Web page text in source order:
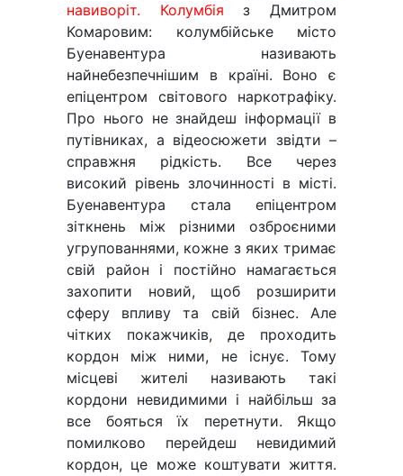
навиворіт. Колумбія з Дмитром
Комаровим: колумбійське місто
Буенавентура називають
найнебезпечнішим в країні. Воно є
епіцентром світового наркотрафіку.
Про нього не знайдеш інформації в
путівниках, а відеосюжети звідти –
справжня рідкість. Все через
високий рівень злочинності в місті.
Буенавентура стала епіцентром
зіткнень між різними озброєними
угрупованнями, кожне з яких тримає
свій район і постійно намагається
захопити новий, щоб розширити
сферу впливу та свій бізнес. Але
чітких покажчиків, де проходить
кордон між ними, не існує. Тому
місцеві жителі називають такі
кордони невидимими і найбільш за
все бояться їх перетнути. Якщо
помилково перейдеш невидимий
кордон, це може коштувати життя.